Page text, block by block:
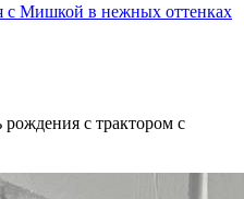
с Мишкой в нежных оттенках